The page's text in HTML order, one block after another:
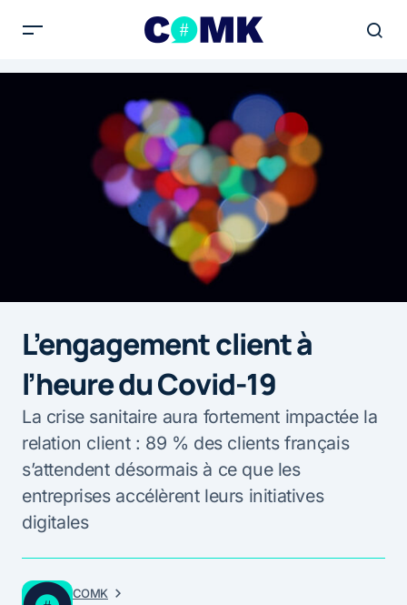
L’engagement client à
l’heure du Covid-19
La crise sanitaire aura fortement impactée la
relation client : 89 % des clients français
s’attendent désormais à ce que les
entreprises accélèrent leurs initiatives
digitales
COMK